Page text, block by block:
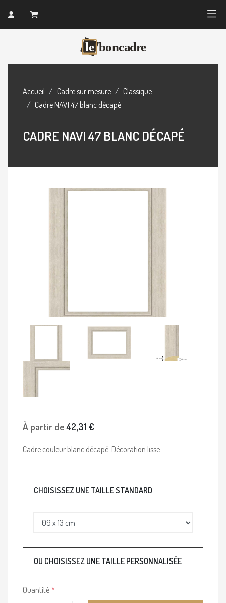
Accueil Cadre sur mesure
Classique
Cadre NAVI 47 blanc décapé
CADRE NAVI 47 BLANC DÉCAPÉ
À partir de42,31 €
Cadre couleur blanc décapé. Décoration lisse
CHOISISSEZ UNE TAILLE STANDARD
OU CHOISISSEZ UNE TAILLE PERSONNALISÉE
Quantité